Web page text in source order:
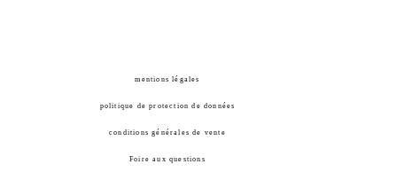
mentions légales
politique de protection de données
conditions générales de vente
Foire aux questions